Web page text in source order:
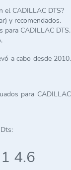
el CADILLAC DTS?
y recomendados.
para CADILLAC DTS.
a cabo desde 2010.
para CADILLAC
4.6